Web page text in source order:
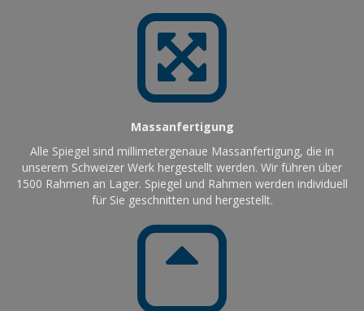
Massanfertigung
Alle Spiegel sind millimetergenaue Massanfertigung, die in
unserem Schweizer Werk hergestellt werden. Wir führen über
1500 Rahmen an Lager. Spiegel und Rahmen werden individuell
für Sie geschnitten und hergestellt.